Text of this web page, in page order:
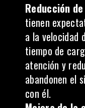
Reducción
tienen
a la velocidad
tiempo de
atención y
abandonen el
con él.